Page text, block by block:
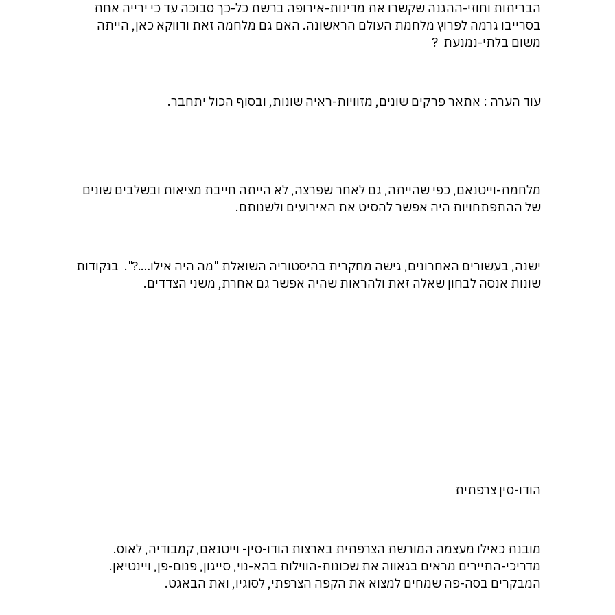
הבריתות וחוזי-ההגנה שקשרו את מדינות-אירופה ברשת כל-כך סבוכה עד כי ירייה אחת
בסרייבו גרמה לפרוץ מלחמת העולם הראשונה. האם גם מלחמה זאת ודווקא כאן, הייתה
משום בלתי-נמנעת ?
עוד הערה : אתאר פרקים שונים, מזוויות-ראיה שונות, ובסוף הכול יתחבר.
מלחמת-וייטנאם, כפי שהייתה, גם לאחר שפרצה, לא הייתה חייבת מציאות ובשלבים שונים
של ההתפתחויות היה אפשר להסיט את האירועים ולשנותם.
ישנה, בעשורים האחרונים, גישה מחקרית בהיסטוריה השואלת "מה היה אילו….?". בנקודות
שונות אנסה לבחון שאלה זאת ולהראות שהיה אפשר גם אחרת, משני הצדדים.
הודו-סין צרפתית
מובנת כאילו מעצמה המורשת הצרפתית בארצות הודו-סין- וייטנאם, קמבודיה, לאוס.
מדריכי-התיירים מראים בגאווה את שכונות-הווילות בהא-נוי, סייגון, פנום-פן, ויינטיאן.
המבקרים בסה-פה שמחים למצוא את הקפה הצרפתי, לסוגיו, ואת הבאגט.